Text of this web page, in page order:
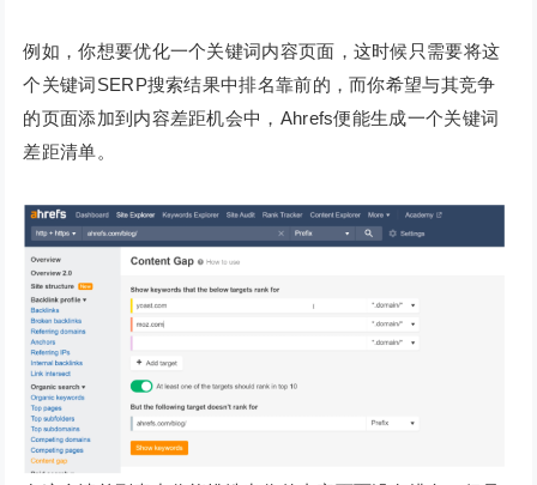
例如，你想要优化一个关键词内容页面，这时候只需要将这
个关键词SERP搜索结果中排名靠前的，而你希望与其竞争
的页面添加到内容差距机会中，Ahrefs便能生成一个关键词
差距清单。